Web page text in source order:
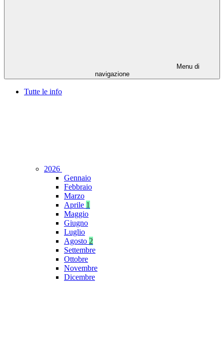
Menu di
navigazione
Tutte le info
2026
Gennaio
Febbraio
Marzo
Aprile 1
Maggio
Giugno
Luglio
Agosto 2
Settembre
Ottobre
Novembre
Dicembre